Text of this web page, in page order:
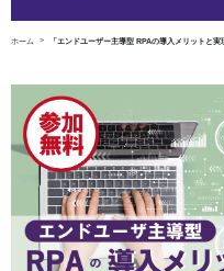
ホーム 「エンドユーザー主導型 RPAの導入メリットと実